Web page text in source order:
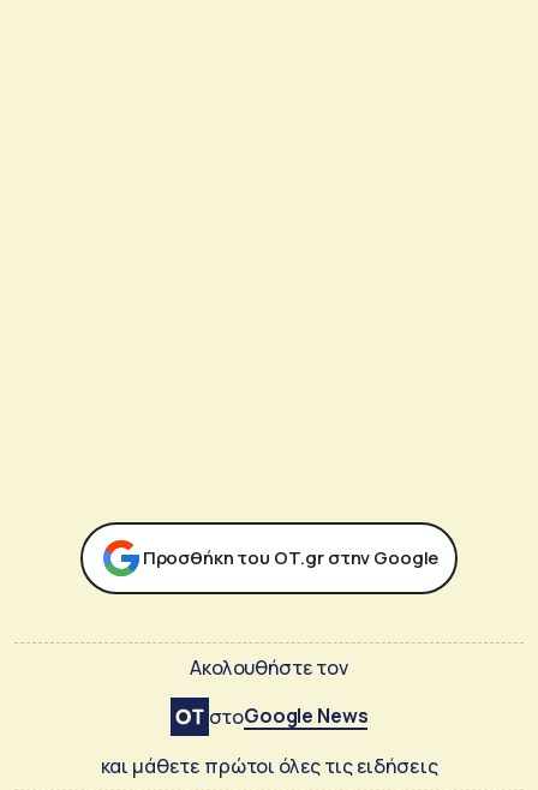
Προσθήκη του ΟΤ.gr στην Google
Ακολουθήστε τον
στοGoogle News
και μάθετε πρώτοι όλες τις ειδήσεις